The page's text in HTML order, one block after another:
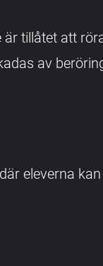
är tillåtet att
av
eleverna kan